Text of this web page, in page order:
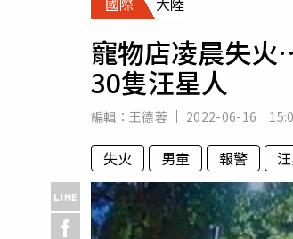
寵物店凌晨失
30隻汪星人
編輯： 王德蓉 2022-06-16
失火 男童 報警